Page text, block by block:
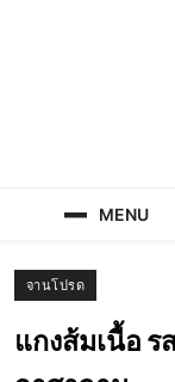
MENU
จานโปรด
แกงส้มเนื้อ